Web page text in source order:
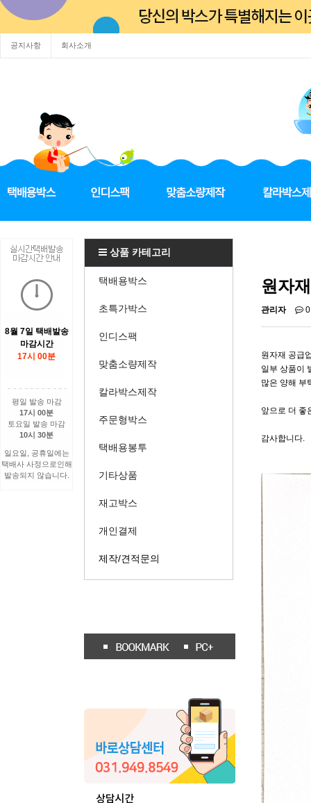
공지사항 회사소개
8월 7일 택배발송
마감시간
17시 00분
평일 발송 마감
17시 00분
토요일 발송 마감
10시 30분
일요일, 공휴일에는
택배사 사정으로인해
발송되지 않습니다.
상품 카테고리
택배용박스
초특가박스
인디스팩
맞춤소량제작
칼라박스제작
주문형박스
택배용봉투
기타상품
재고박스
개인결제
제작/견적문의
원자
관리자
원자재 공급
일부 상품이
많은 양해 부
앞으로 더 좋
감사합니다.